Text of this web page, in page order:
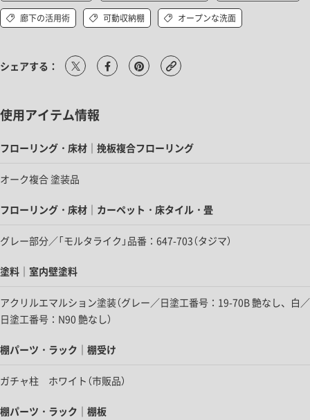
廊下の活用術 可動収納棚 オープンな洗面
シェアする：
使用アイテム情報
フローリング・床材｜挽板複合フローリング
オーク複合 塗装品
フローリング・床材｜カーペット・床タイル・畳
グレー部分／「モルタライク」品番：647-703（タジマ）
塗料｜室内壁塗料
アクリルエマルション塗装（グレー／日塗工番号：19-70B 艶なし、白／
日塗工番号：N90 艶なし）
棚パーツ・ラック｜棚受け
ガチャ柱 ホワイト（市販品）
棚パーツ・ラック｜棚板